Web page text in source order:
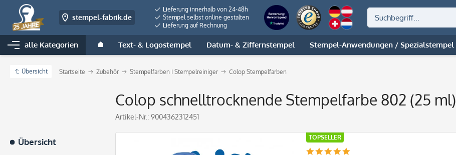
stempel-fabrik.de
Lieferung innerhalb von 24-48h
Stempel selbst online gestalten
Lieferung auf Rechnung
alle Kategorien Text- & Logostempel Datum- & Ziffernstempel Stempel-Anwendungen / Spezialstempel
Übersicht Startseite Zubehör Stempelfarben I Stempelreiniger Colop Stempelfarben
Colop schnelltrocknende Stempelfarbe 802 (25 ml)
Artikel-Nr.: 9004362312451
Übersicht
TOPSELLER